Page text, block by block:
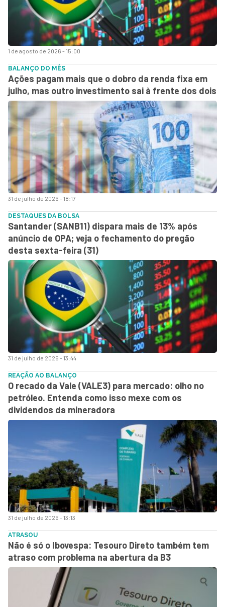
1 de agosto de 2026 - 15:00
31 de julho de 2026 - 18:17
BALANÇO DO MÊS
Ações pagam mais que o dobro da renda fixa em
julho, mas outro investimento sai à frente dos dois
31 de julho de 2026 - 13:44
DESTAQUES DA BOLSA
Santander (SANB11) dispara mais de 13% após
anúncio de OPA; veja o fechamento do pregão
desta sexta-feira (31)
31 de julho de 2026 - 13:13
REAÇÃO AO BALANÇO
O recado da Vale (VALE3) para mercado: olho no
petróleo. Entenda como isso mexe com os
dividendos da mineradora
ATRASOU
Não é só o Ibovespa: Tesouro Direto também tem
atraso com problema na abertura da B3